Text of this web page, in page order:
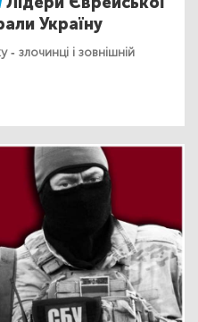
Україну
злочинці і зовнішній